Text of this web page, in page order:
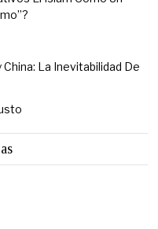
La Inevitabilidad De